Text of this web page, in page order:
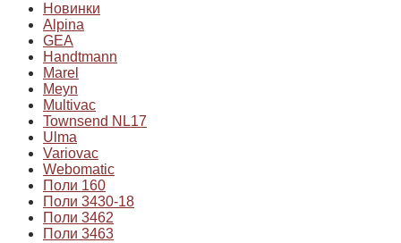
Новинки
Alpina
GEA
Handtmann
Marel
Meyn
Multivac
Townsend NL17
Ulma
Variovac
Webomatic
Поли 160
Поли 3430-18
Поли 3462
Поли 3463